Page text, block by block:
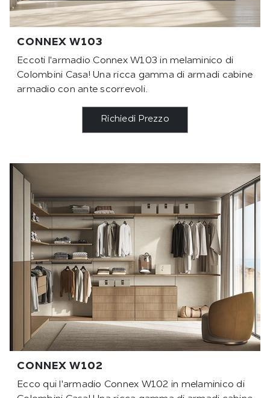
CONNEX W103
Eccoti l'armadio Connex W103 in melaminico di
Colombini Casa! Una ricca gamma di armadi cabine
armadio con ante scorrevoli.
Richiedi Prezzo
CONNEX W102
Ecco qui l'armadio Connex W102 in melaminico di